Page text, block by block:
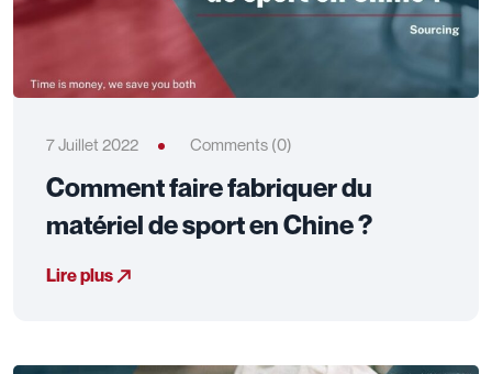
7 Juillet 2022 Comments (0)
Comment faire fabriquer du
matériel de sport en Chine ?
Lire plus